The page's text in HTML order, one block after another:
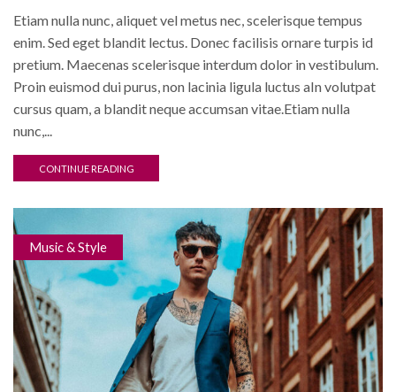
Etiam nulla nunc, aliquet vel metus nec, scelerisque tempus
enim. Sed eget blandit lectus. Donec facilisis ornare turpis id
pretium. Maecenas scelerisque interdum dolor in vestibulum.
Proin euismod dui purus, non lacinia ligula luctus aIn volutpat
cursus quam, a blandit neque accumsan vitae.Etiam nulla
nunc,...
CONTINUE READING
Music & Style